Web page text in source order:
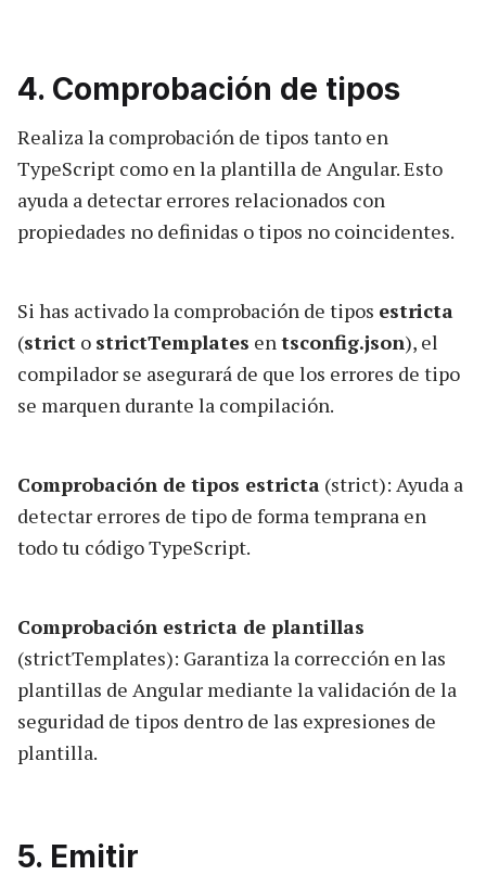
4. Comprobación de tipos
Realiza la comprobación de tipos tanto en
TypeScript como en la plantilla de Angular. Esto
ayuda a detectar errores relacionados con
propiedades no definidas o tipos no coincidentes.
Si has activado la comprobación de tipos estricta
(strict o strictTemplates entsconfig.json), el
compilador se asegurará de que los errores de tipo
se marquen durante la compilación.
Comprobación de tipos estricta (strict): Ayuda a
detectar errores de tipo de forma temprana en
todo tu código TypeScript.
Comprobación estricta de plantillas
(strictTemplates): Garantiza la corrección en las
plantillas de Angular mediante la validación de la
seguridad de tipos dentro de las expresiones de
plantilla.
5. Emitir